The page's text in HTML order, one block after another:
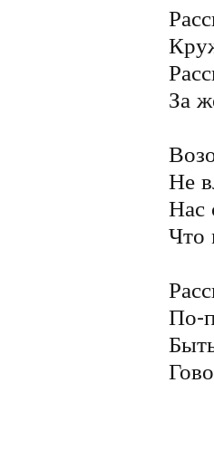
За
Не
Нас
Что
По-